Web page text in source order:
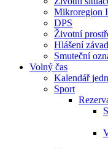
Mikroregion
DPS
Životní
Hlášení
Smuteční
Volný čas
Kalendář
Sport